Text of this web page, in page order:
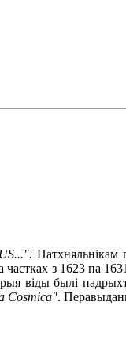
з 1623 па
віды былі
Cosmica".